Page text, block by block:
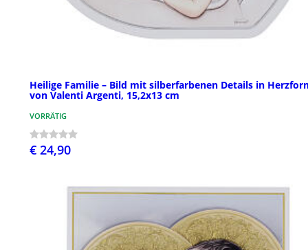
Heilige Familie – Bild mit silberfarbenen Details in
von Valenti Argenti, 15,2x13 cm
VORRÄTIG
€ 24,90